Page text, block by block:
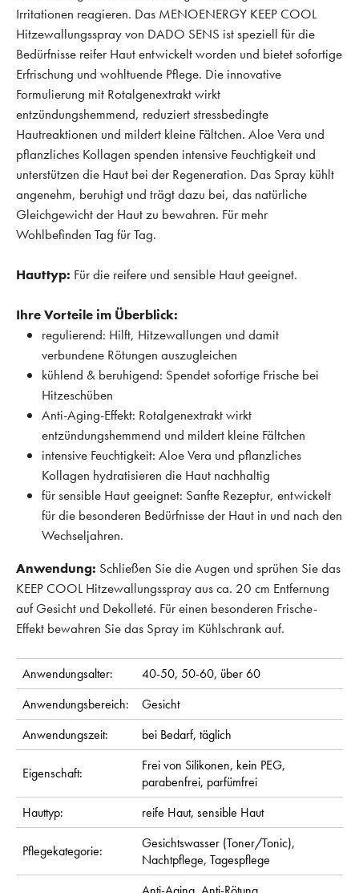
Irritationen reagieren. Das MENOENERGY KEEP COOL
Hitzewallungsspray von DADO SENS ist speziell für die
Bedürfnisse reifer Haut entwickelt worden und bietet sofortige
Erfrischung und wohltuende Pflege. Die innovative
Formulierung mit Rotalgenextrakt wirkt
entzündungshemmend, reduziert stressbedingte
Hautreaktionen und mildert kleine Fältchen. Aloe Vera und
pflanzliches Kollagen spenden intensive Feuchtigkeit und
unterstützen die Haut bei der Regeneration. Das Spray kühlt
angenehm, beruhigt und trägt dazu bei, das natürliche
Gleichgewicht der Haut zu bewahren. Für mehr
Wohlbefinden Tag für Tag.
Hauttyp: Für die reifere und sensible Haut geeignet.
Ihre Vorteile im Überblick:
regulierend: Hilft, Hitzewallungen und damit
verbundene Rötungen auszugleichen
kühlend & beruhigend: Spendet sofortige Frische bei
Hitzeschüben
Anti-Aging-Effekt: Rotalgenextrakt wirkt
entzündungshemmend und mildert kleine Fältchen
intensive Feuchtigkeit: Aloe Vera und pflanzliches
Kollagen hydratisieren die Haut nachhaltig
für sensible Haut geeignet: Sanfte Rezeptur, entwickelt
für die besonderen Bedürfnisse der Haut in und nach den
Wechseljahren.
Anwendung: Schließen Sie die Augen und sprühen Sie das
KEEP COOL Hitzewallungsspray aus ca. 20 cm Entfernung
auf Gesicht und Dekolleté. Für einen besonderen Frische-
Effekt bewahren Sie das Spray im Kühlschrank auf.
Anwendungsalter: 40-50, 50-60, über 60
Anwendungsbereich:
Gesicht
Anwendungszeit:
bei Bedarf, täglich
Eigenschaft: Frei von Silikonen, kein PEG,
parabenfrei, parfümfrei
Hauttyp:
reife Haut, sensible Haut
Pflegekategorie:
Gesichtswasser (Toner/Tonic),
Nachtpflege, Tagespflege